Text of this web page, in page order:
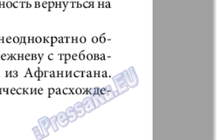
LDK по-русски
Мила
My City Frankfurt
am Main